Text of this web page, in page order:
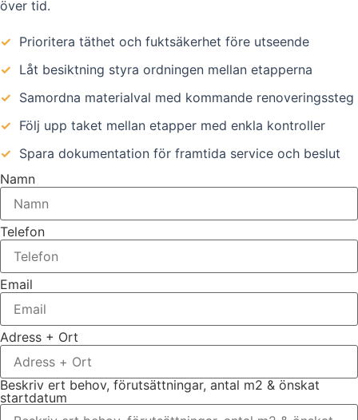
över tid.
✓ Prioritera täthet och fuktsäkerhet före utseende
✓ Låt besiktning styra ordningen mellan etapperna
✓ Samordna materialval med kommande renoveringssteg
✓ Följ upp taket mellan etapper med enkla kontroller
✓ Spara dokumentation för framtida service och beslut
Namn
Telefon
Email
Adress + Ort
Beskriv ert behov, förutsättningar, antal m2 & önskat
startdatum